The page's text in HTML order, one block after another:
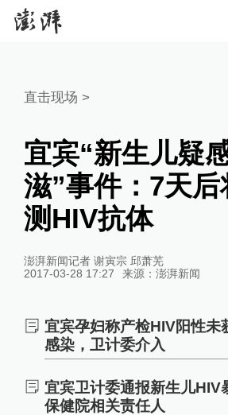
直击现场 >
宜宾“新生儿疑
滋”事件：7天
测HIV抗体
澎湃新闻记者 谢寅宗 邱萧芜
2017-03-28 17:27
来源： 澎湃新闻
宜宾孕妇称产检HIV阳性未
感染，卫计委介入
宜宾卫计委通报新生儿HIV
保健院相关责任人